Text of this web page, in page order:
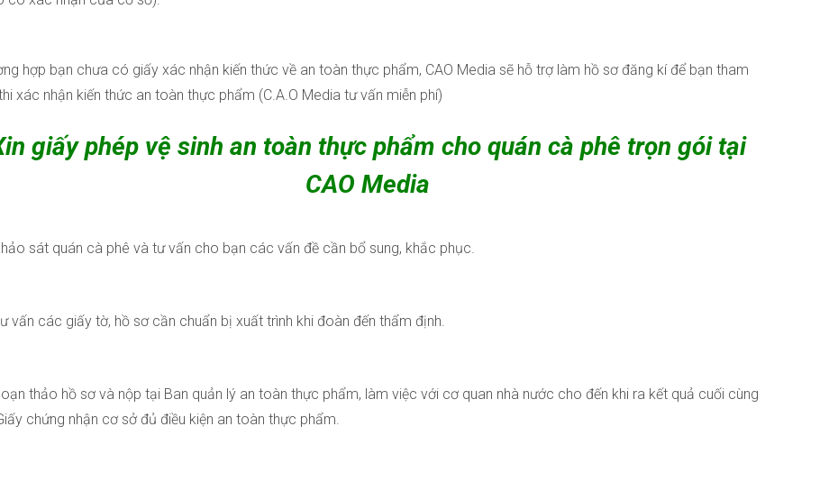
hợp bạn chưa có giấy xác nhận kiến thức về an toàn thực phẩm, CAO Media sẽ hỗ trợ làm hồ sơ đăng kí để bạn tham
xác nhận kiến thức an toàn thực phẩm (C.A.O Media tư vấn miễn phí)
giấy phép vệ sinh an toàn thực phẩm cho quán cà phê trọn gói tại
CAO Media
sát quán cà phê và tư vấn cho bạn các vấn đề cần bổ sung, khắc phục.
vấn các giấy tờ, hồ sơ cần chuẩn bị xuất trình khi đoàn đến thẩm định.
thảo hồ sơ và nộp tại Ban quản lý an toàn thực phẩm, làm việc với cơ quan nhà nước cho đến khi ra kết quả cuối cùng
chứng nhận cơ sở đủ điều kiện an toàn thực phẩm.